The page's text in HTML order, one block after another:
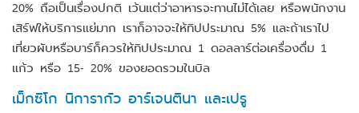
20% ถือเป็นเรื่องปกติ เว้นแต่ว่าอาหารจะทานไม่ได้เลย หรือพนักงาน
เสิร์ฟให้บริการแย่มาก เราก็อาจจะให้ทิปประมาณ 5% และถ้าเราไป
เที่ยวผับหรือบาร์ก็ควรให้ทิปประมาณ 1 ดอลลาร์ต่อเครื่องดื่ม 1
แก้ว หรือ 15- 20% ของยอดรวมในบิล
เม็กซิโก นิการากัว อาร์เจนตินา และเปรู